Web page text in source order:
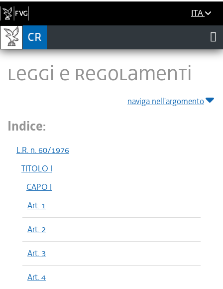
ITA
LEGGI E REGOLAMENTI
naviga nell'argomento
Indice:
L.R. n. 60/1976
TITOLO I
CAPO I
Art. 1
Art. 2
Art. 3
Art. 4